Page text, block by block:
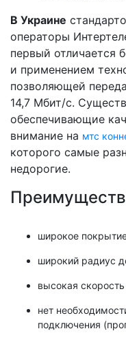
В Украине
операторы
первый отличается
и применением
позволяющей
14,7 Мбит/с.
обеспечивающие
внимание на мтс
которого самые
недорогие.
широкое
широкий радиус
высокая
нет
подключения